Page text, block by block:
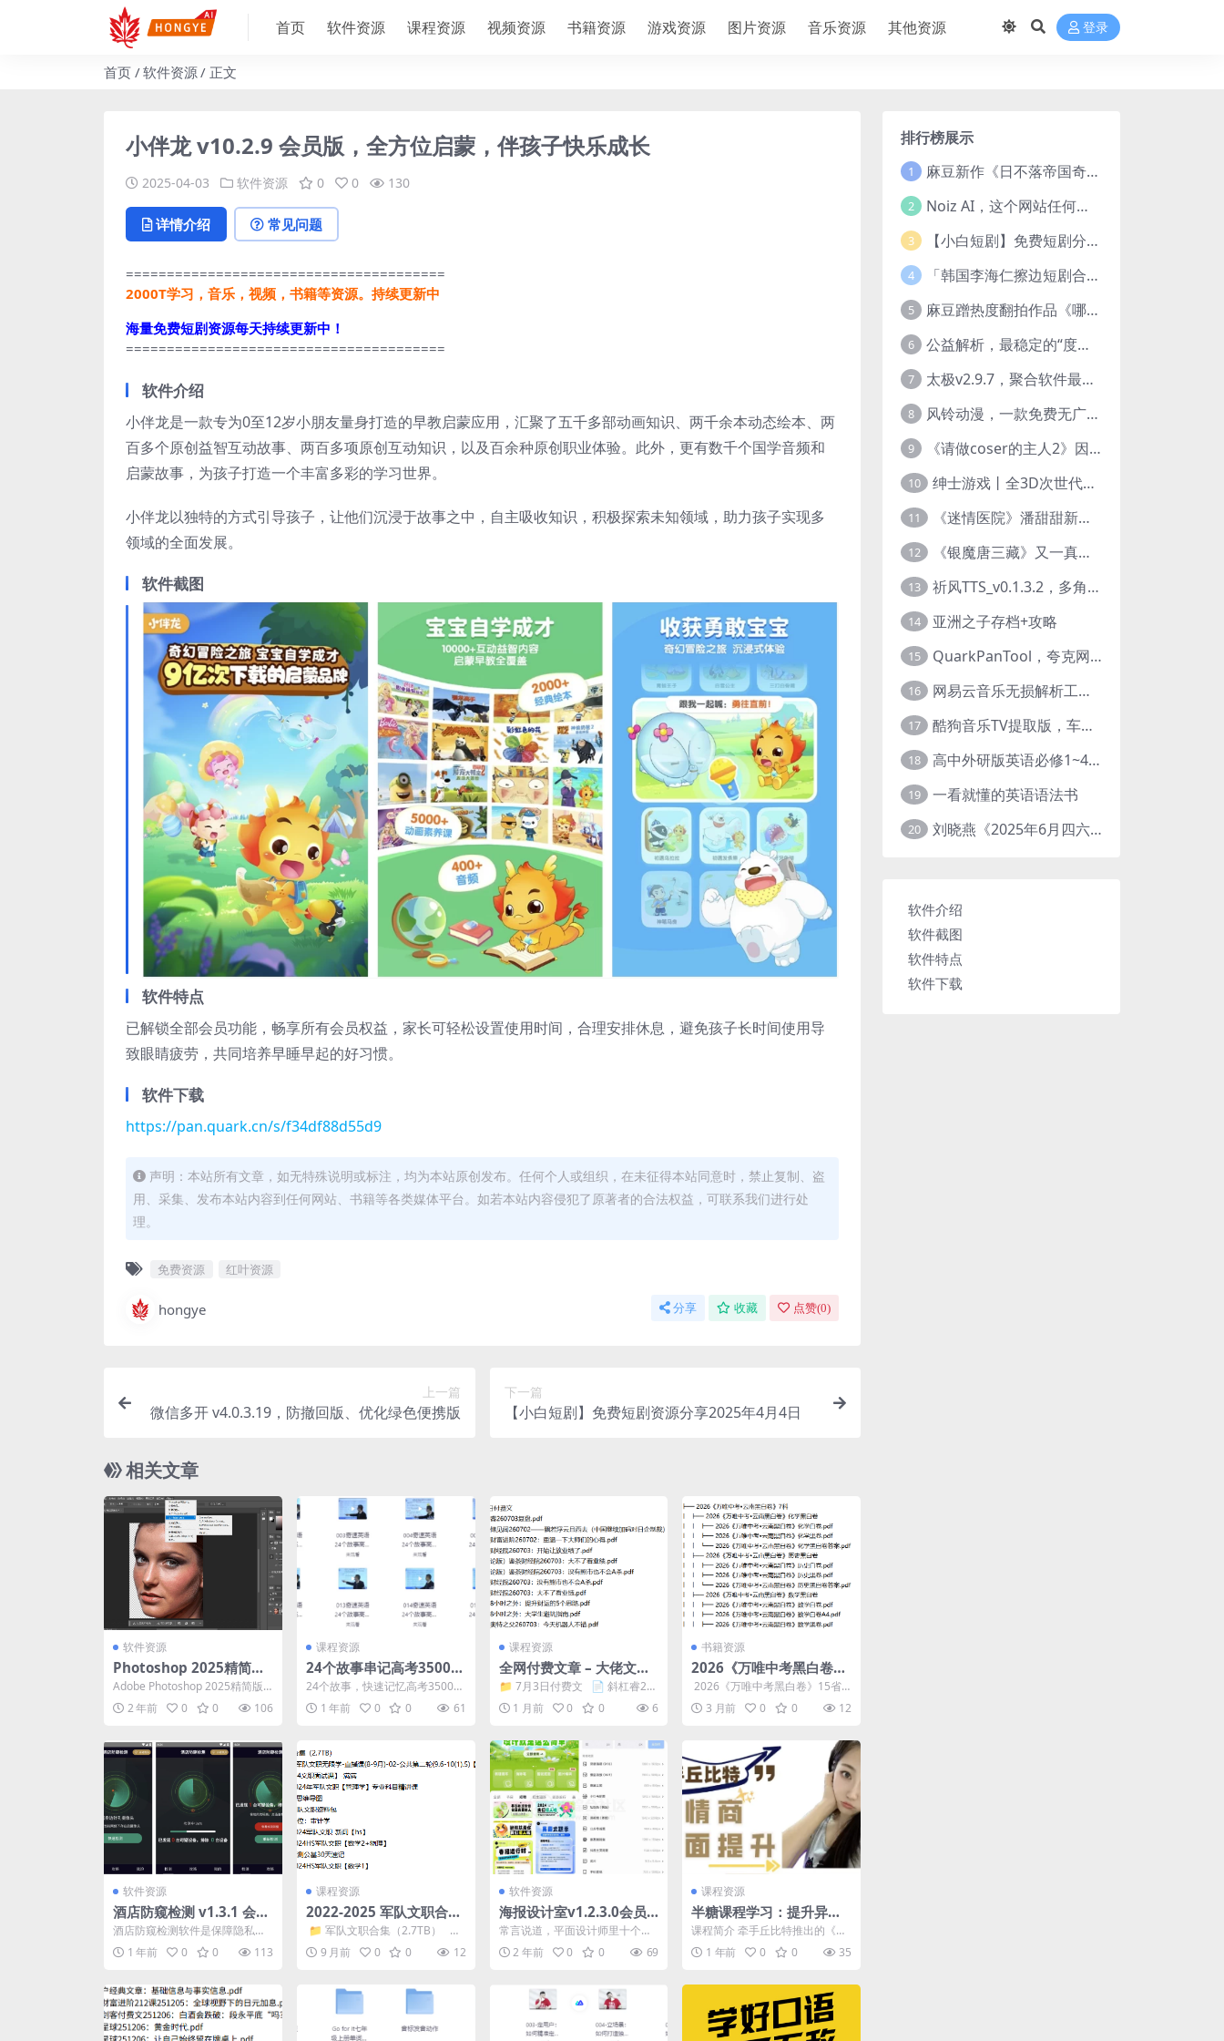
首页 软件资源 课程资源 视频资源 书籍资源 游戏资源 图片资源 音乐资源 其他资源 登录
首页 软件资源 正文
小伴龙 v10.2.9 会员版，全方位启蒙，伴孩子快乐成长
2025-04-03 软件资源 0 0 130
详情介绍 常见问题
=======================================
2000T学习，音乐，视频，书籍等资源。持续更新中
海量免费短剧资源每天持续更新中！
=======================================
软件介绍
小伴龙是一款专为0至12岁小朋友量身打造的早教启蒙应用，汇聚了五千多部动画知识、两千余本动态绘本、两
百多个原创益智互动故事、两百多项原创互动知识，以及百余种原创职业体验。此外，更有数千个国学音频和
启蒙故事，为孩子打造一个丰富多彩的学习世界。
小伴龙以独特的方式引导孩子，让他们沉浸于故事之中，自主吸收知识，积极探索未知领域，助力孩子实现多
领域的全面发展。
软件截图
软件特点
已解锁全部会员功能，畅享所有会员权益，家长可轻松设置使用时间，合理安排休息，避免孩子长时间使用导
致眼睛疲劳，共同培养早睡早起的好习惯。
软件下载
https://pan.quark.cn/s/f34df88d55d9
声明：本站所有文章，如无特殊说明或标注，均为本站原创发布。任何个人或组织，在未征得本站同意时，禁止复制、盗
用、采集、发布本站内容到任何网站、书籍等各类媒体平台。如若本站内容侵犯了原著者的合法权益，可联系我们进行处
理。
免费资源 红叶资源
hongye 分享 收藏 点赞(0)
上一篇
微信多开 v4.0.3.19，防撤回版、优化绿色便携版
下一篇
【小白短剧】免费短剧资源分享2025年4月4日
相关文章
软件资源
Photoshop 2025精简版
v26.0.0绿色便携版
Adobe Photoshop 2025精简版
(Photoshop精简版PS20...
2 年前 0 0 106
课程资源
24个故事串记高考3500词
汇
24个故事，快速记忆高考3500词
汇，分为24个话题和故事，一个
话题配上一个有趣...
1 年前 0 0 61
课程资源
全网付费文章 – 大佬文集
圈 学习先锋 精选研报 7月
3日更新
📁 7月3日付费文 📄 斜杠睿26
0703复盘.pdf ...
1 月前 0 0 6
书籍资源
2026《万唯中考黑白卷》
15省市
​ 2026《万唯中考黑白卷》15省
市 ├── 2026《万唯中考•云南黑
白卷》...
3 月前 0 0 12
软件资源
酒店防窥检测 v1.3.1 会员
版 检测针孔偷拍摄像头
酒店防窥检测软件是保障隐私安
全的实用工具。 它能利用手机传
感器扫描房间，精准识别...
1 年前 0 0 113
课程资源
2022-2025 军队文职合集
（2.7TB）
​ 📁 军队文职合集（2.7TB） 📁
3、2024军队文职无限学...
9 月前 0 0 12
软件资源
海报设计室v1.2.3.0会员
版，一键制作精美的海
报！
常言说道，平面设计师里十个有
九个都在套模板，而仅有一个会
真正使用设计工具。 不过...
2 年前 0 0 69
课程资源
半糖课程学习：提升异性
聊天质感，轻松牵手丘比
特
课程简介 牵手丘比特推出的《半
糖课程学习》由十一段精心制作
的视频组成，全面围绕从...
1 年前 0 0 35
排行榜展示
1 麻豆新作《日不落帝国奇欲记》流出，已解除登录验证！
2 Noiz AI，这个网站任何声音都能克隆，完全免费
3 【小白短剧】免费短剧分享2025年1月3日
4 「韩国李海仁擦边短剧合集【15部中字54部原版】
5 麻豆蹭热度翻拍作品《哪吒之淫邪三龙女大战真阳魔童》 已上线
6 公益解析，最稳定的“度盘”直链解析站，突破速度限制
7 太极v2.9.7，聚合软件最新版，25+源也非常猛了！
8 风铃动漫，一款免费无广告的电脑端追番神器！
9 《请做coser的主人2》因“C度大”被Steam下架的真人美女互动游戏！
10 绅士游戏丨全3D次世代的黄油大作， 细腻逼真的双人互动狂想曲！
11 《迷情医院》潘甜甜新作？有点刺激的真人美女互动游戏
12 《银魔唐三藏》又一真人美女互动游戏，堪比M豆！
13 祈风TTS_v0.1.3.2，多角色Ai配音神器，丰富的热门音色
14 亚洲之子存档+攻略
15 QuarkPanTool，夸克网盘链接批量转存、分享和下载工具
16 网易云音乐无损解析工具，超清母带音质免费下载
17 酷狗音乐TV提取版，车机+安卓+TV三端会员互通
18 高中外研版英语必修1~4+考试技巧78讲全套视频
19 一看就懂的英语语法书
20 刘晓燕《2025年6月四六级考试急救班 (原保命班) 》(四级完结+六级写译、阅读)
软件介绍
软件截图
软件特点
软件下载